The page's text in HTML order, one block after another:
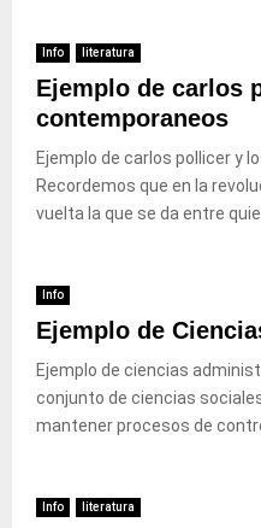
Info literatura
Ejemplo de carlos
contemporaneos
Ejemplo de carlos pollicer y
Recordemos que en la
vuelta la que se da entre
Info
Ejemplo de
Ejemplo de ciencias
conjunto de ciencias
mantener procesos de
Info literatura